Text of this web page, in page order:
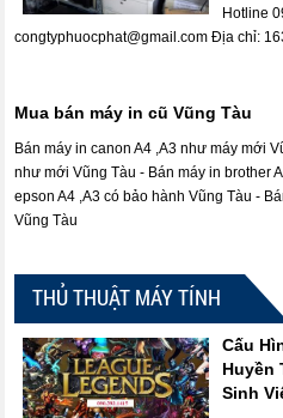
Hotline
congtyphuocphat@gmail.com Địa chỉ:
Mua bán máy in cũ Vũng Tàu
Bán máy in canon A4 ,A3 như máy mới
như mới Vũng Tàu - Bán máy in brother
epson A4 ,A3 có bảo hành Vũng Tàu -
Vũng Tàu
THỦ THUẬT MÁY TÍNH
Cấu
Huyền
Sinh